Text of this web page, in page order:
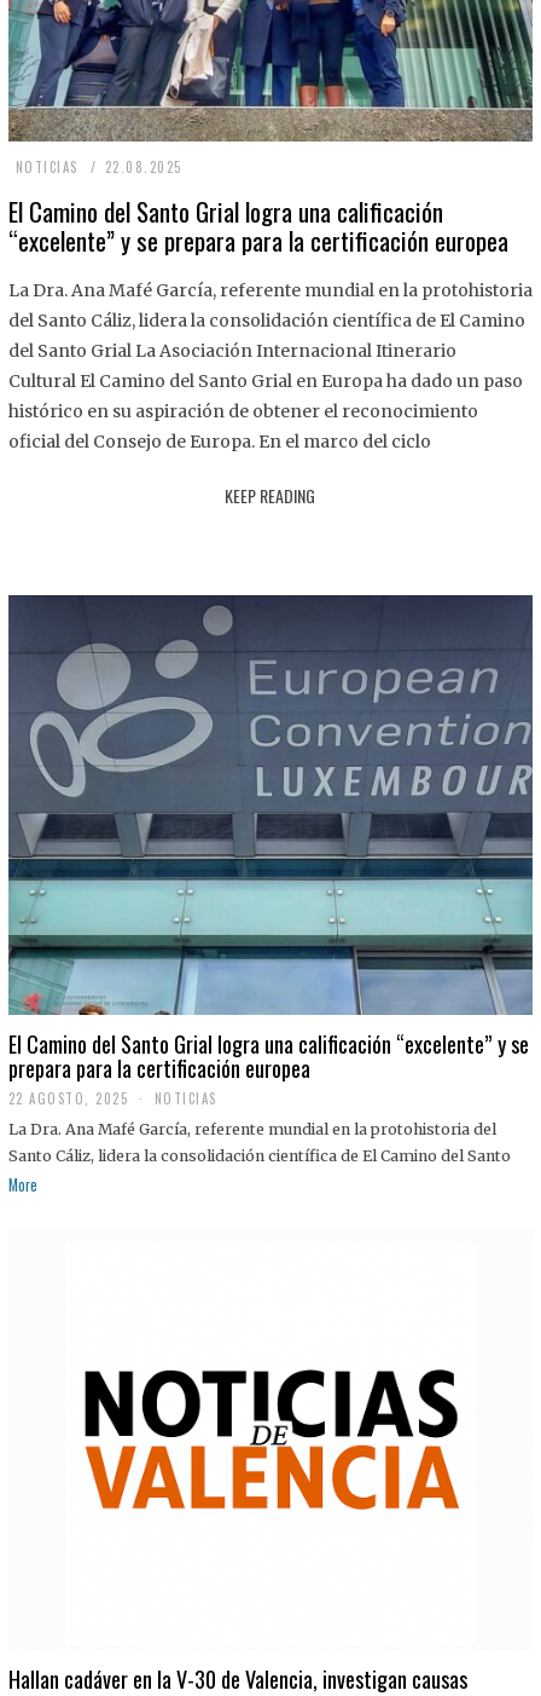
NOTICIAS 22.08.2025
.
8
2
2
El Camino del Santo Grial logra una calificación
“excelente” y se prepara para la certificación europea
La Dra. Ana Mafé García, referente mundial en la protohistoria
del Santo Cáliz, lidera la consolidación científica de El Camino
del Santo Grial La Asociación Internacional Itinerario
Cultural El Camino del Santo Grial en Europa ha dado un paso
histórico en su aspiración de obtener el reconocimiento
oficial del Consejo de Europa. En el marco del ciclo
KEEP READING
El Camino del Santo Grial logra una calificación “excelente” y se
prepara para la certificación europea
22 AGOSTO, 2025
2
A
G
NOTICIAS
La Dra. Ana Mafé García, referente mundial en la protohistoria del
Santo Cáliz, lidera la consolidación científica de El Camino del Santo
More
Hallan cadáver en la V-30 de Valencia, investigan causas